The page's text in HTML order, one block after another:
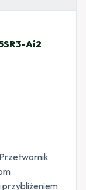
Ai2
przybliżeniem